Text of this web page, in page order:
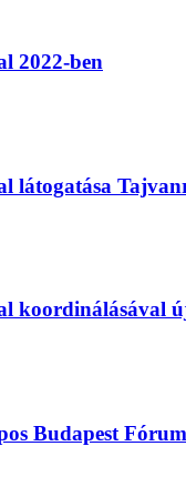
2022-ben
látogatása
koordinálásával
Budapest